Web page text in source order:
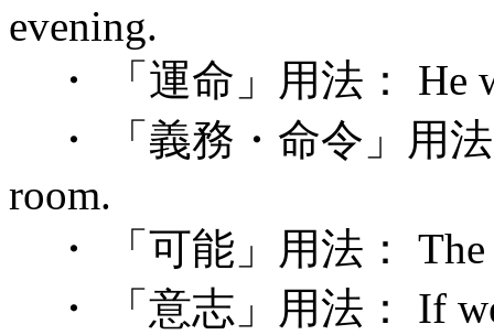
evening.
・ 「運命」用法： He
・ 「義務・命令」用法
room.
・ 「可能」用法： The
・ 「意志」用法： If